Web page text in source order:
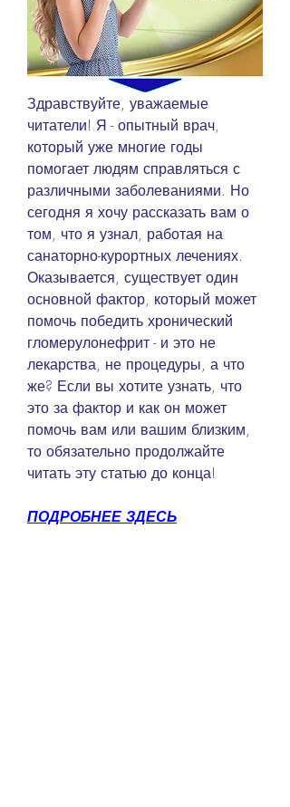
Здравствуйте, уважаемые
читатели! Я - опытный врач,
который уже многие годы
помогает людям справляться с
различными заболеваниями. Но
сегодня я хочу рассказать вам о
том, что я узнал, работая на
санаторно-курортных лечениях.
Оказывается, существует один
основной фактор, который может
помочь победить хронический
гломерулонефрит - и это не
лекарства, не процедуры, а что
же? Если вы хотите узнать, что
это за фактор и как он может
помочь вам или вашим близким,
то обязательно продолжайте
читать эту статью до конца!
ПОДРОБНЕЕ ЗДЕСЬ